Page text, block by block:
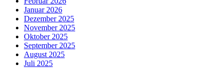
Januar 2026
Dezember 2025
November 2025
Oktober 2025
September 2025
August 2025
Juli 2025